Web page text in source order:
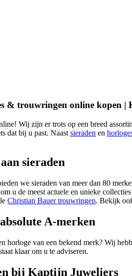
& trouwringen online kopen
Wij zijn er trots op een breed
dat bij u past. Naast sieraden en
sieraden
we sieraden van meer dan 80
u de meest actuele en unieke
Christian Bauer trouwringen. Bekijk
A-merken
horloge van een bekend merk? Wij
klaar om u te adviseren.
bij Kaptijn Juweliers